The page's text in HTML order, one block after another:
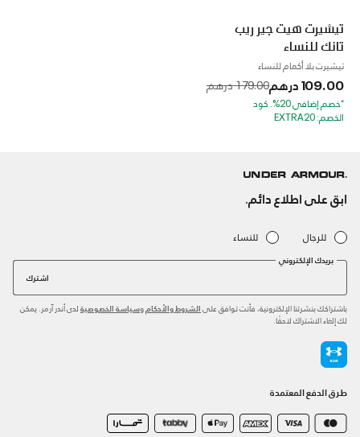
تيشيرت هيت جير ريب
تانك للنساء
تيشيرت بلا أكمام للنساء
109.00 درهم Price reduced from
179.00 درهم to
*خصم إضافي 20%. كود
الخصم: EXTRA20
ابق على اطلاع دائم.
للرجال للنساء
بريدك الإلكتروني
اشترك
باشتراكك بنشرتنا الإلكترونية، فأنت توافق على الشروط والأحكام وسياسة الخصوصية لدى أندر آرمر. يمكن
لك إلغاء الاشتراك لاحقًا.
طرق الدفع المعتمدة